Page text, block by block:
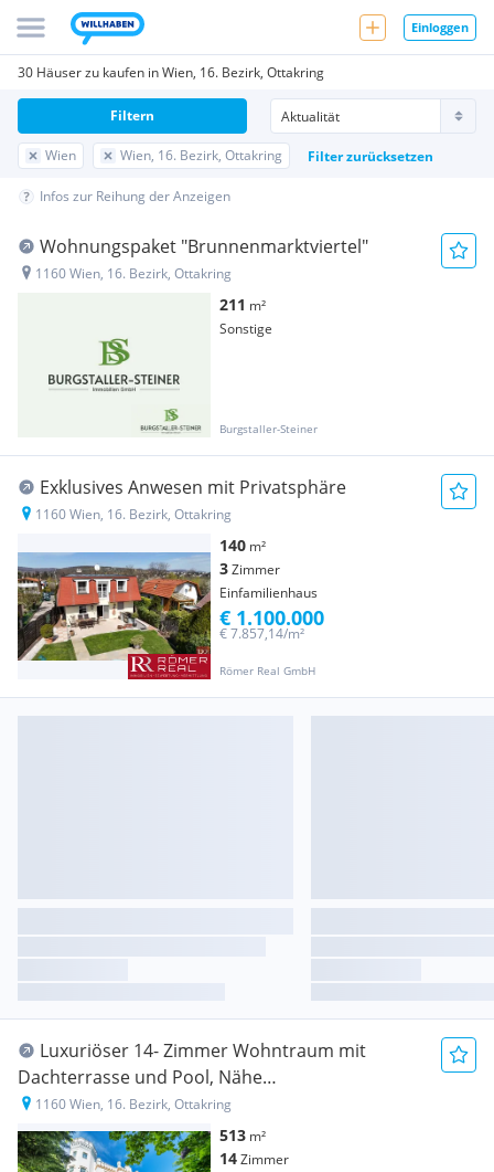
Einloggen
30 Häuser zu kaufen in Wien, 16. Bezirk, Ottakring
Wien Wien, 16. Bezirk, Ottakring Filter zurücksetzen
Filtern
Infos zur Reihung der Anzeigen
Wohnungspaket "Brunnenmarktviertel"
1160 Wien, 16. Bezirk, Ottakring
211 m²
Sonstige
Burgstaller-Steiner
Exklusives Anwesen mit Privatsphäre
1160 Wien, 16. Bezirk, Ottakring
140 m²
3Zimmer
Einfamilienhaus
Römer Real GmbH
€ 7.857,14/m²
€ 1.100.000
Luxuriöser 14- Zimmer Wohntraum mit
Dachterrasse und Pool, Nähe
Wilhelminenschloss
1160 Wien, 16. Bezirk, Ottakring
513 m²
14Zimmer